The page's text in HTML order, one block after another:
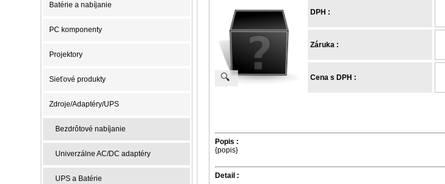
Batérie a nabíjanie
PC komponenty
Projektory
Sieťové produkty
Zdroje/Adaptéry/UPS
Bezdrôtové nabíjanie
Univerzálne AC/DC adaptéry
UPS a Batérie
🔍
DPH :
Záruka :
Cena s DPH :
Popis :
{popis}
Detail :